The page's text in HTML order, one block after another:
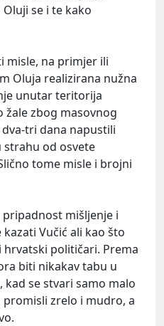
se i te kako
misle, na primjer ili
Oluja realizirana nužna
unutar teritorija
žale zbog masovnog
tri dana napustili
strahu od osvete
tome misle i brojni
mišljenje i
Vučić ali kao što
političari. Prema
biti nikakav tabu u
se stvari samo malo
zrelo i mudro, a